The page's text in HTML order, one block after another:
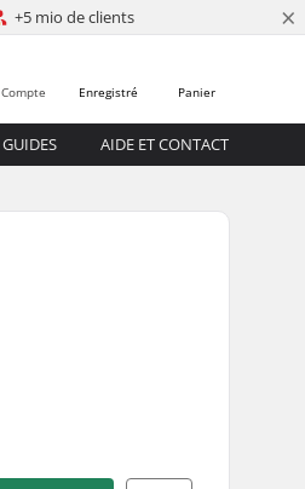
+5 mio de clients ×
Panier
Enregistré
Compte
GUIDES AIDE ET CONTACT